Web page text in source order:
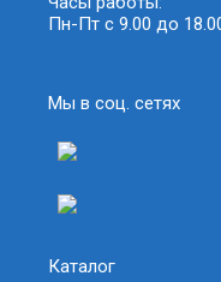
Пн-Пт с 9.00 до
Мы в соц. сетях
Каталог